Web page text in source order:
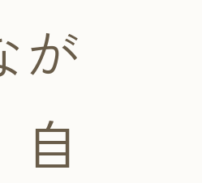
が
自